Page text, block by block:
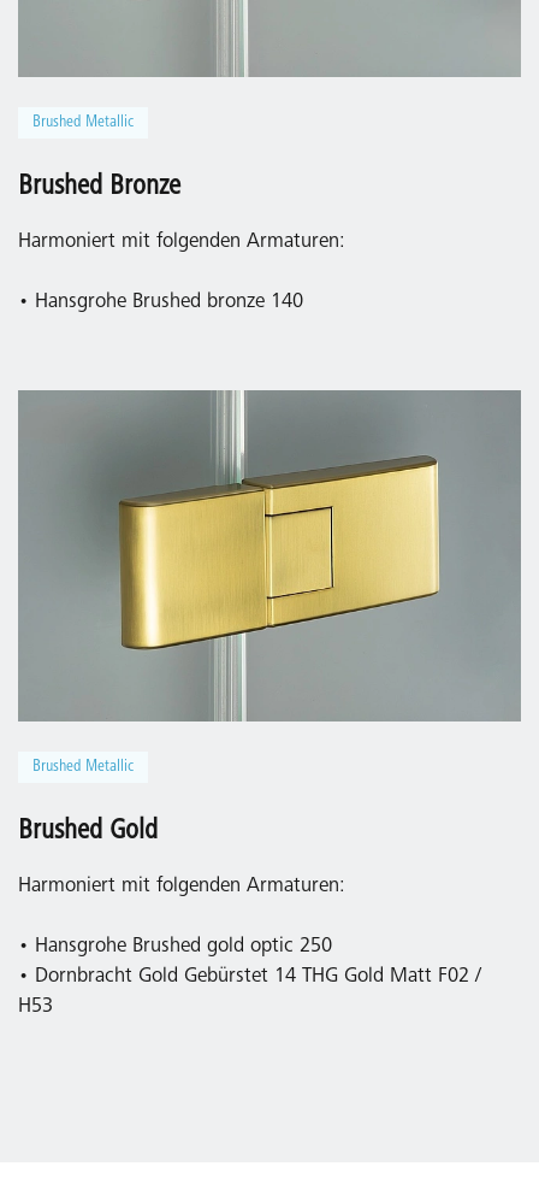
Brushed Metallic
Brushed Bronze
Harmoniert mit folgenden Armaturen:
• Hansgrohe Brushed bronze 140
Brushed Metallic
Brushed Gold
Harmoniert mit folgenden Armaturen:
• Hansgrohe Brushed gold optic 250
• Dornbracht Gold Gebürstet 14 THG Gold Matt F02 /
H53